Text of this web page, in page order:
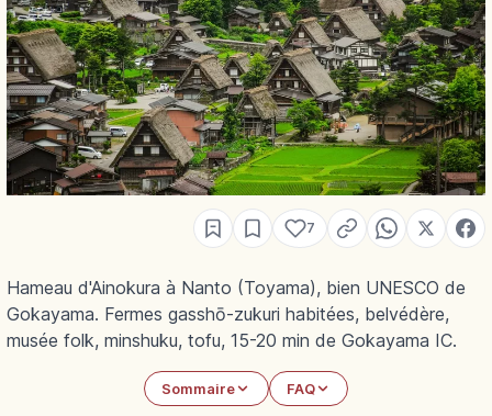
7
Hameau d'Ainokura à Nanto (Toyama), bien UNESCO de
Gokayama. Fermes gasshō-zukuri habitées, belvédère,
musée folk, minshuku, tofu, 15-20 min de Gokayama IC.
Sommaire FAQ